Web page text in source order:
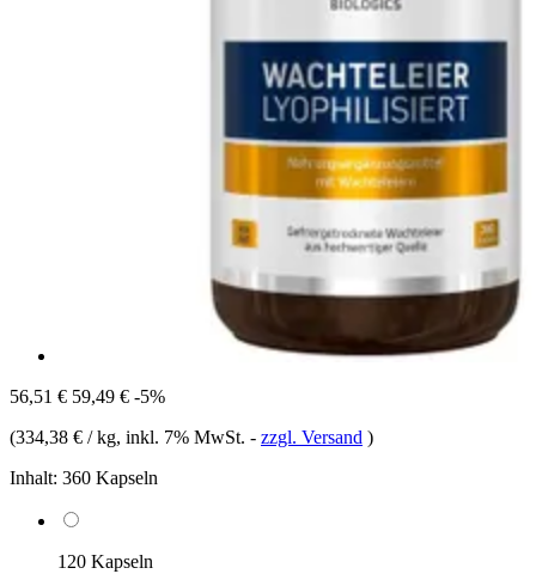
56,51 € 59,49 € -5%
(334,38 € / kg, inkl. 7% MwSt. - zzgl. Versand )
Inhalt: 360 Kapseln
120 Kapseln